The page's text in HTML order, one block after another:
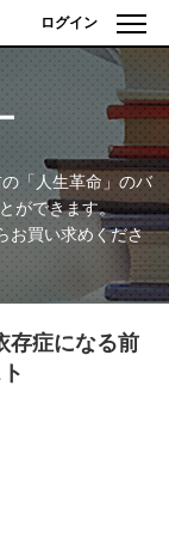
ログイン
「人生革命」 のバ
ができます。
お買い求めくださ
存症になる前